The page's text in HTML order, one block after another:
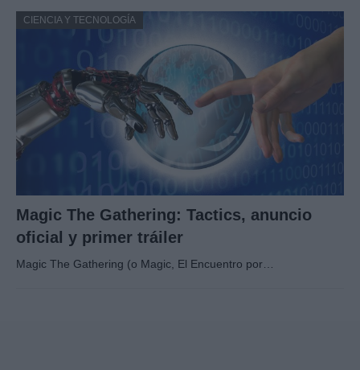
CIENCIA Y TECNOLOGÍA
Magic The Gathering: Tactics, anuncio
oficial y primer tráiler
Magic The Gathering (o Magic, El Encuentro por…